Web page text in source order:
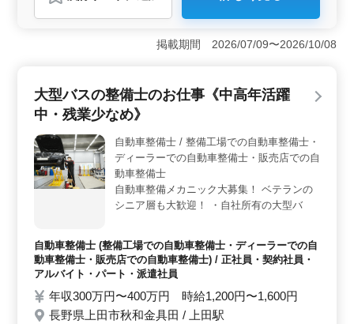
おすすめポイント
＜シニア層歓迎の整備士募集＞ 国産ディーラーでの自
動車整備士を募集中。中高年が活躍し、年間休日108日で
残業ほぼなし。主に国産車の点検整備、納車整備、車検
か。 ＜柔軟な雇用条件＞ 正社員・契約社員・アル
バイト・パート・派遣社員、多様な雇用形態での採用し
ています。賞与は年2回あり、福利厚生も整っていま
す。 ＜豊富な経験を発揮＞ 自動車整備経験10年以
上の方、技術を存分に活かせる環境です。シフト制で効
率よく働け、休日も充実しています。地域に根付いた企
業で、安心して働ける場所です。ご応募お待ちしていま
掲載期間 2026/07/09〜2026/10/08
大型バスの整備士のお仕事《中高年活躍
中・残業少なめ》
自動車整備士 / 整備工場での自動車整備士・
ディーラーでの自動車整備士・販売店での自
動車整備士
自動車整備メカニック大募集！ ベテランの
シニア層も大歓迎！ ・自社所有の大型バ
点検・整備 ・定期点検整備、納車整備、車
検対応 ・部品の交換・取り付け・補修 ・ト
カーナビ・ETCの設置 ・オーディオ・ナビ
等の取付け ＊50歳以上も活躍中 ＊今までの
自動車整備士 (整備工場での自動車整備士・ディーラーでの自
動車整備士・販売店での自動車整備士) / 正社員・契約社員・
アルバイト・パート・派遣社員
年収300万円〜400万円 時給1,200円〜1,600円
長野県上田市秋和金具田 / 上田駅